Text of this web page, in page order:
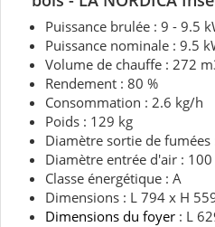
Puissance brulée : 9 - 9.5
Puissance nominale : 9.5
Volume de chauffe : 272
Rendement : 80 %
Consommation : 2.6 kg/h
Poids : 129 kg
Diamètre sortie de
Diamètre entrée d'air :
Classe énergétique : A
Dimensions : L 794 x H
Dimensions du foyer : L